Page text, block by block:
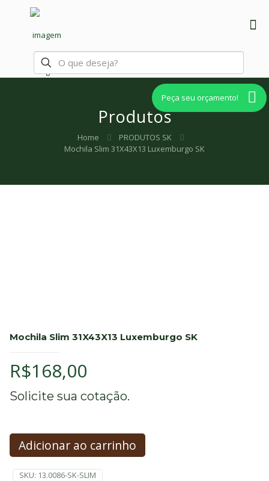
Produtos
Peça seu orçamento!
Home
PRODUTOS SK
Mochila Slim 31X43X13 Luxemburgo SK
Mochila Slim 31X43X13 Luxemburgo SK
R$168,00
Solicite sua cotação.
Adicionar ao carrinho
SKU: 13.0086-SK-SLIM